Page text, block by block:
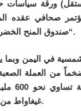
ورقة
صحافي عقده
“صندوق المنح الخضراء” في مدينة تعز.
في اليمن وبما
ضخماً من العملة
675 ألف طن من
غيغاواط من الطاقة الكهربائية.